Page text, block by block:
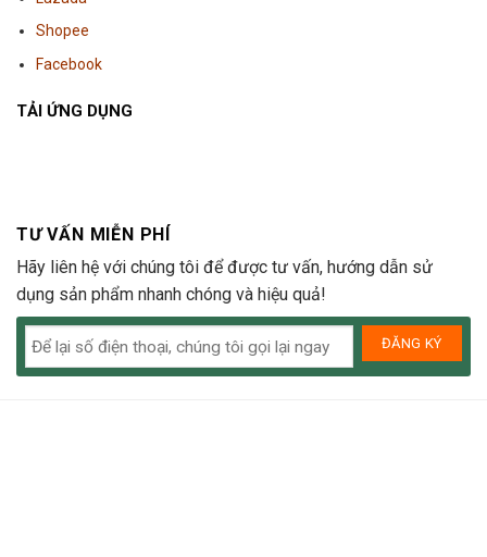
Shopee
Facebook
TẢI ỨNG DỤNG
TƯ VẤN MIỄN PHÍ
Hãy liên hệ với chúng tôi để được tư vấn, hướng dẫn sử
dụng sản phẩm nhanh chóng và hiệu quả!